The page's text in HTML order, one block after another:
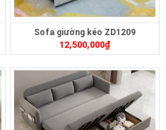
Sofa giường kéo ZD1209
12,500,000₫